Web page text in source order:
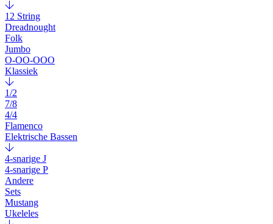
12 String
Dreadnought
Folk
Jumbo
O-OO-OOO
Klassiek
1/2
7/8
4/4
Flamenco
Elektrische Bassen
4-snarige J
4-snarige P
Andere
Sets
Mustang
Ukeleles